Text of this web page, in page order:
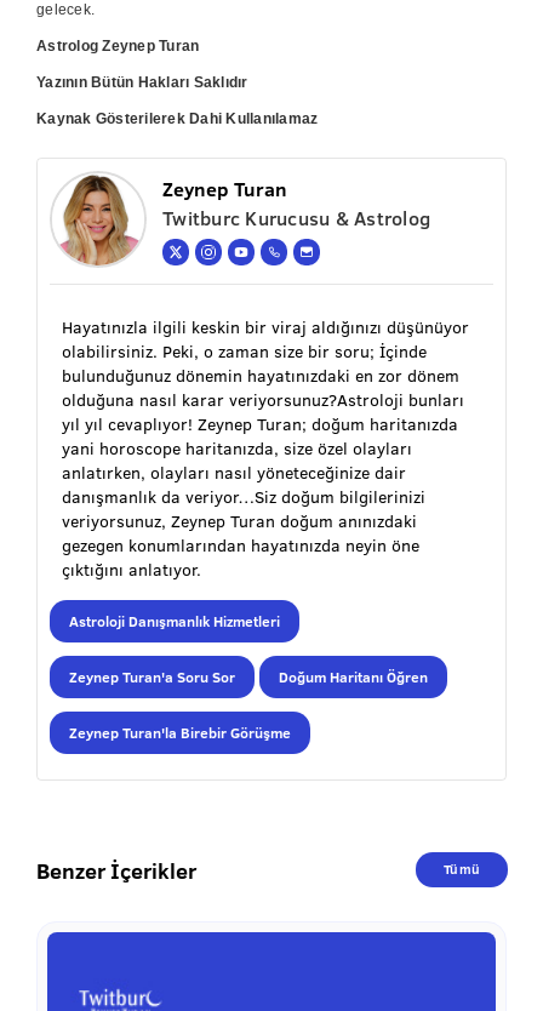
gelecek.
Astrolog Zeynep Turan
Yazının Bütün Hakları Saklıdır
Kaynak Gösterilerek Dahi Kullanılamaz
Zeynep Turan
Twitburc Kurucusu & Astrolog
Hayatınızla ilgili keskin bir viraj aldığınızı düşünüyor
olabilirsiniz. Peki, o zaman size bir soru; İçinde
bulunduğunuz dönemin hayatınızdaki en zor dönem
olduğuna nasıl karar veriyorsunuz?Astroloji bunları
yıl yıl cevaplıyor! Zeynep Turan; doğum haritanızda
yani horoscope haritanızda, size özel olayları
anlatırken, olayları nasıl yöneteceğinize dair
danışmanlık da veriyor…Siz doğum bilgilerinizi
veriyorsunuz, Zeynep Turan doğum anınızdaki
gezegen konumlarından hayatınızda neyin öne
çıktığını anlatıyor.
Astroloji Danışmanlık Hizmetleri
Zeynep Turan'a Soru Sor Doğum Haritanı Öğren
Zeynep Turan'la Birebir Görüşme
Benzer İçerikler Tümü